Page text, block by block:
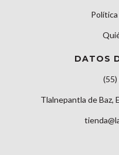
DATOS
Tlalnepantla de Baz,